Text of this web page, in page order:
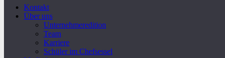
Kontakt
Über uns
Unternehmeredition
Team
Karriere
Schüler im Chefsessel